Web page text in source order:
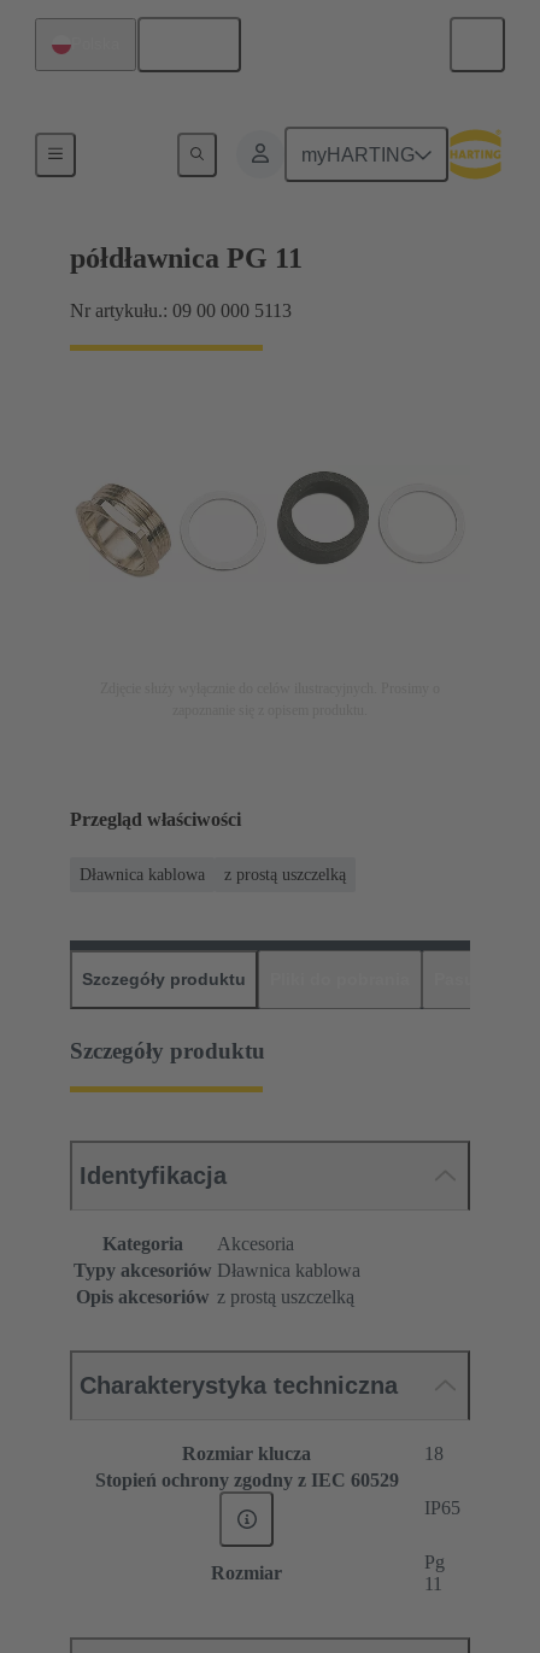
myHARTING
Dławnice kablowe
półdławnica PG 11
Nr artykułu.: 09 00 000 5113
Przegląd właściwości
Dławnica kablowa z prostą uszczelką
Szczegóły produktu
Szczegóły produktu
Identyfikacja
Kategoria
Akcesoria
Typy akcesoriów Dławnica kablowa
Opis akcesoriów z prostą uszczelką
Charakterystyka techniczna
Rozmiar klucza
18
Stopień ochrony zgodny z IEC 60529
IP65
Rozmiar
Pg
11